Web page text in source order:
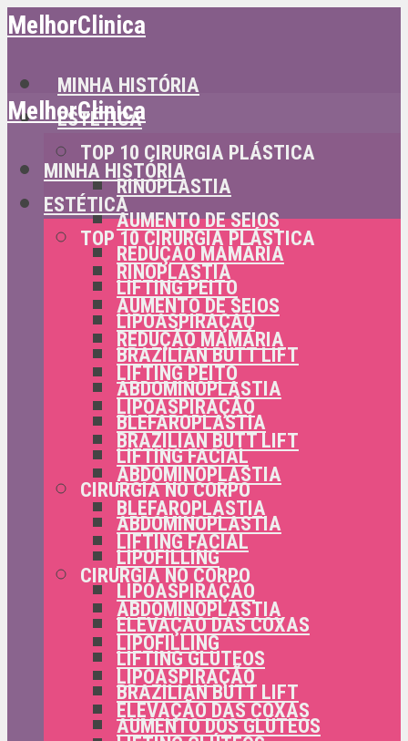
MelhorClinica
MINHA HISTÓRIA
ESTÉTICA
TOP 10 CIRURGIA PLÁSTICA
RINOPLASTIA
AUMENTO DE SEIOS
REDUÇÃO MAMÁRIA
LIFTING PEITO
LIPOASPIRAÇÃO
BRAZILIAN BUTT LIFT
ABDOMINOPLASTIA
BLEFAROPLASTIA
LIFTING FACIAL
CIRURGIA NO CORPO
ABDOMINOPLASTIA
LIPOFILLING
LIPOASPIRAÇÃO
ELEVAÇÃO DAS COXAS
LIFTING GLÚTEOS
BRAZILIAN BUTT LIFT
AUMENTO DOS GLÚTEOS
MelhorClinica
MINHA HISTÓRIA
ESTÉTICA
TOP 10 CIRURGIA PLÁSTICA
RINOPLASTIA
AUMENTO DE SEIOS
REDUÇÃO MAMÁRIA
LIFTING PEITO
LIPOASPIRAÇÃO
BRAZILIAN BUTT LIFT
ABDOMINOPLASTIA
BLEFAROPLASTIA
LIFTING FACIAL
CIRURGIA NO CORPO
ABDOMINOPLASTIA
LIPOFILLING
LIPOASPIRAÇÃO
ELEVAÇÃO DAS COXAS